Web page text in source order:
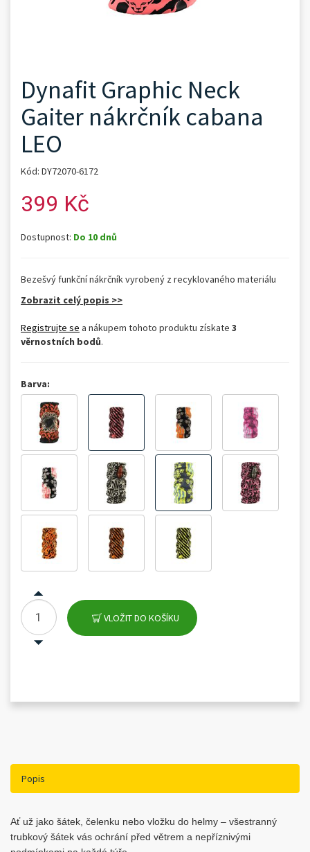
Dynafit Graphic Neck
Gaiter nákrčník cabana
LEO
Kód: DY72070-6172
399 Kč
Dostupnost: Do 10 dnů
Bezešvý funkční nákrčník vyrobený z recyklovaného materiálu
Zobrazit celý popis >>
Registrujte se a nákupem tohoto produktu získate 3
věrnostních bodů.
Barva:
VLOŽIT DO KOŠÍKU
Popis
Ať už jako šátek, čelenku nebo vložku do helmy – všestranný
trubkový šátek vás ochrání před větrem a nepříznivými